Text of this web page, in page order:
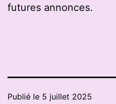
futures annonces.
Publié le 5 juillet 2025